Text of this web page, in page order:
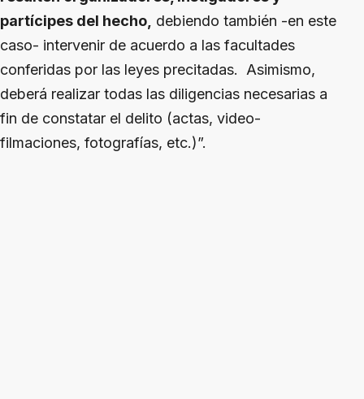
partícipes del hecho, debiendo también -en este
caso- intervenir de acuerdo a las facultades
conferidas por las leyes precitadas. Asimismo,
deberá realizar todas las diligencias necesarias a
fin de constatar el delito (actas, video-
filmaciones, fotografías, etc.)”.